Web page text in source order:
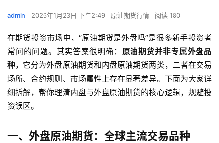
admin 2026年1月23日 下午2:49 原油期货行情 阅读 180
在期货投资市场中，“原油期货是外盘吗”是很多新手投资者
常问的问题。其实答案很明确： 原油期货并非专属外盘品
种，它分为外盘原油期货和内盘原油期货两类，二者在交易
场所、合约规则、市场属性上存在显著差异。下面为大家详
细拆解，帮你理清内盘与外盘原油期货的核心逻辑，规避投
资误区。
一、外盘原油期货：全球主流交易品种